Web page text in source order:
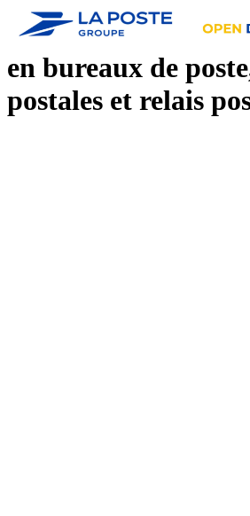
Liste des services
en bureaux de
postales et relais